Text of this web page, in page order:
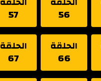
56
57
الحلقة
66
الحلقة
67